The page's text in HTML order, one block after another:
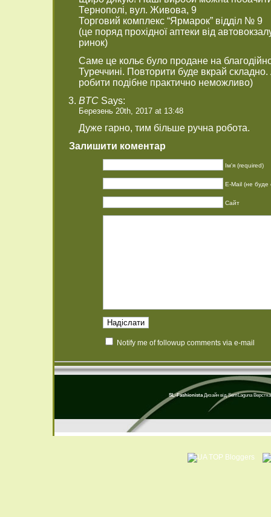
Тернополі, вул. Живова, 9
Торговий комплекс “Ярмарок” відділ № 9
(це поряд прохідної аптеки від
ринок)
Саме це кольє було продане на
Туреччині. Повторити буде вкрай складно.
робити подібне практично неможливо)
BTC Says:
Березень 20th, 2017 at 13:48
Дуже гарно, тим більше ручна робота.
Залишити коментар
Ім'я (required)
E-Mail (не буде
Сайт
Notify me of followup comments via e-mail
SL-Fashionista Дизайн відSemLaguna